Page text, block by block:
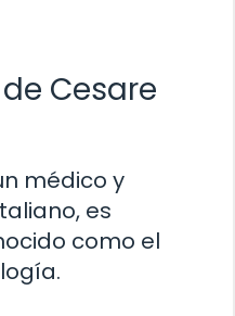
Cesare
médico y
es
como el